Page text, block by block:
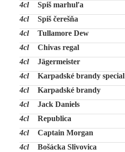
4cl
Spiš marhuľa
4cl
Spiš čerešňa
4cl
Tullamore Dew
4cl
Chivas regal
4cl
Jägermeister
4cl
Karpadské brandy special
4cl
Karpadské brandy
4cl
Jack Daniels
4cl
Republica
4cl
Captain Morgan
4cl
Bošácka Slivovica